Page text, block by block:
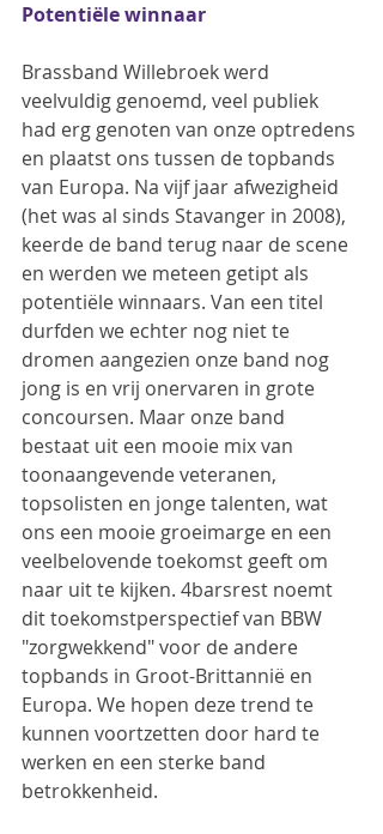
Potentiële winnaar
Brassband Willebroek werd
veelvuldig genoemd, veel publiek
had erg genoten van onze optredens
en plaatst ons tussen de topbands
van Europa. Na vijf jaar afwezigheid
(het was al sinds Stavanger in 2008),
keerde de band terug naar de scene
en werden we meteen getipt als
potentiële winnaars. Van een titel
durfden we echter nog niet te
dromen aangezien onze band nog
jong is en vrij onervaren in grote
concoursen. Maar onze band
bestaat uit een mooie mix van
toonaangevende veteranen,
topsolisten en jonge talenten, wat
ons een mooie groeimarge en een
veelbelovende toekomst geeft om
naar uit te kijken. 4barsrest noemt
dit toekomstperspectief van BBW
"zorgwekkend" voor de andere
topbands in Groot-Brittannië en
Europa. We hopen deze trend te
kunnen voortzetten door hard te
werken en een sterke band
betrokkenheid.